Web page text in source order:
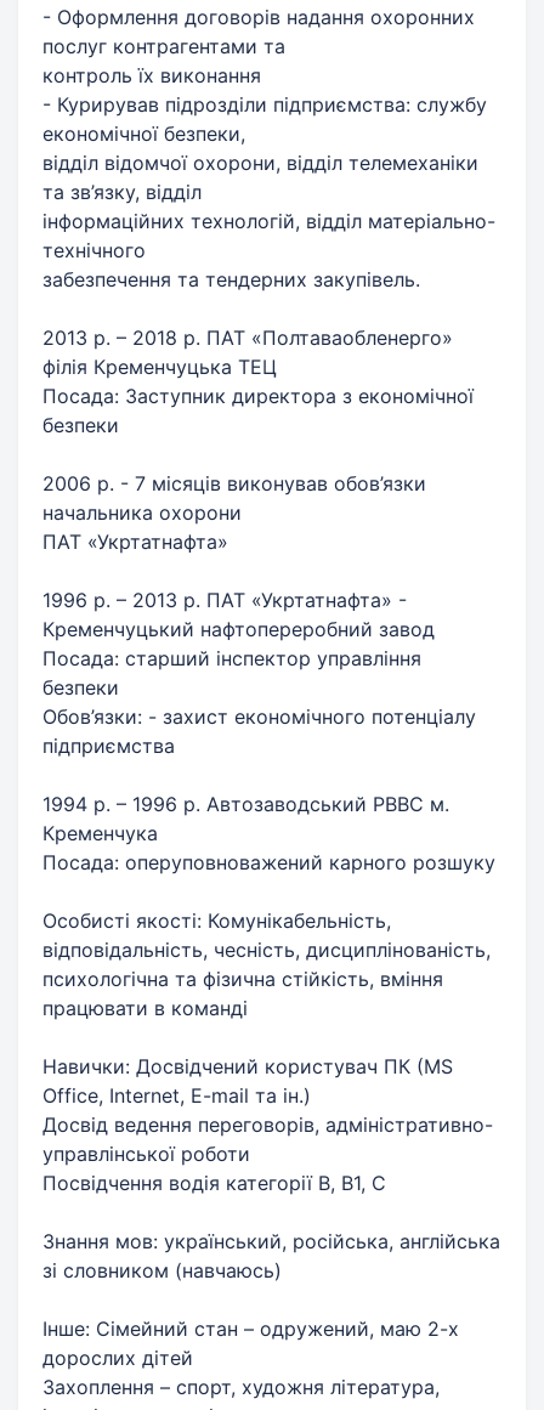
- Оформлення договорів надання охоронних
послуг контрагентами та
контроль їх виконання
- Курирував підрозділи підприємства: службу
економічної безпеки,
відділ відомчої охорони, відділ телемеханіки
та зв’язку, відділ
інформаційних технологій, відділ матеріально-
технічного
забезпечення та тендерних закупівель.
2013 р. – 2018 р. ПАТ «Полтаваобленерго»
філія Кременчуцька ТЕЦ
Посада: Заступник директора з економічної
безпеки
2006 р. - 7 місяців виконував обов’язки
начальника охорони
ПАТ «Укртатнафта»
1996 р. – 2013 р. ПАТ «Укртатнафта» -
Кременчуцький нафтопереробний завод
Посада: старший інспектор управління
безпеки
Обов’язки: - захист економічного потенціалу
підприємства
1994 р. – 1996 р. Автозаводський РВВС м.
Кременчука
Посада: оперуповноважений карного розшуку
Особисті якості: Комунікабельність,
відповідальність, чесність, дисциплінованість,
психологічна та фізична стійкість, вміння
працювати в команді
Навички: Досвідчений користувач ПК (MS
Office, Internet, E-mail та ін.)
Досвід ведення переговорів, адміністративно-
управлінської роботи
Посвідчення водія категорії В, В1, С
Знання мов: український, російська, англійська
зі словником (навчаюсь)
Інше: Сімейний стан – одружений, маю 2-х
дорослих дітей
Захоплення – спорт, художня література,